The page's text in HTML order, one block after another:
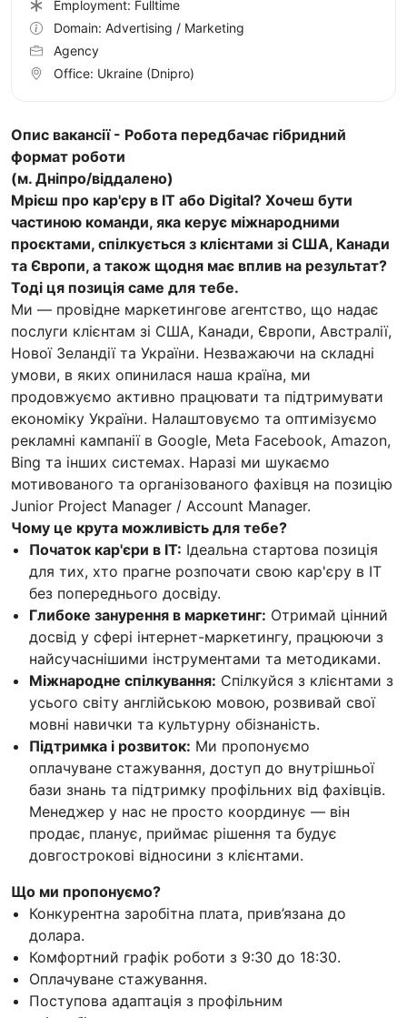
Опис вакансії - Робота передбачає гібридний
формат роботи
(м. Дніпро/віддалено)
Мрієш про кар'єру в IT або Digital? Хочеш бути
частиною команди, яка керує міжнародними
проєктами, спілкується з клієнтами зі США, Канади
та Європи, а також щодня має вплив на результат?
Тоді ця позиція саме для тебе.
Ми — провідне маркетингове агентство, що надає
послуги клієнтам зі США, Канади, Європи, Австралії,
Нової Зеландії та України. Незважаючи на складні
умови, в яких опинилася наша країна, ми
продовжуємо активно працювати та підтримувати
економіку України. Налаштовуємо та оптимізуємо
рекламні кампанії в Google, Meta Facebook, Amazon,
Bing та інших системах. Наразі ми шукаємо
мотивованого та організованого фахівця на позицію
Junior Project Manager / Account Manager.
Чому це крута можливість для тебе?
Початок кар'єри в IT: Ідеальна стартова позиція
для тих, хто прагне розпочати свою кар'єру в IT
без попереднього досвіду.
Глибоке занурення в маркетинг: Отримай цінний
досвід у сфері інтернет-маркетингу, працюючи з
найсучаснішими інструментами та методиками.
Міжнародне спілкування: Спілкуйся з клієнтами з
усього світу англійською мовою, розвивай свої
мовні навички та культурну обізнаність.
Підтримка і розвиток: Ми пропонуємо
оплачуване стажування, доступ до внутрішньої
бази знань та підтримку профільних від фахівців.
Менеджер у нас не просто координує — він
продає, планує, приймає рішення та будує
довгострокові відносини з клієнтами.
Що ми пропонуємо?
Конкурентна заробітна плата, прив’язана до
долара.
Комфортний графік роботи з 9:30 до 18:30.
Оплачуване стажування.
Поступова адаптація з профільним
Employment: Fulltime
Domain: Advertising / Marketing
Agency
Office: Ukraine (Dnipro)